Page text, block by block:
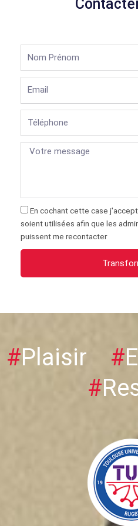
Prénom
En cochant cette case
soient utilisées afin que les
puissent me recontacter
#Plaisir #
#